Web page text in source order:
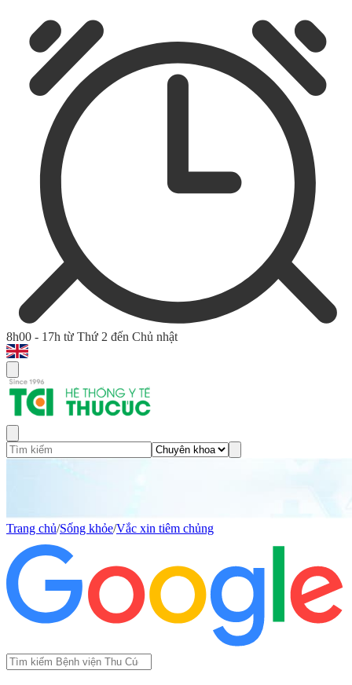
8h00 - 17h từ Thứ 2 đến Chủ nhật
Trang chủ/Sống khỏe/Vắc xin tiêm chủng